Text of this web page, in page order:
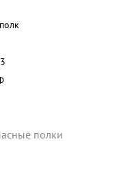
полки